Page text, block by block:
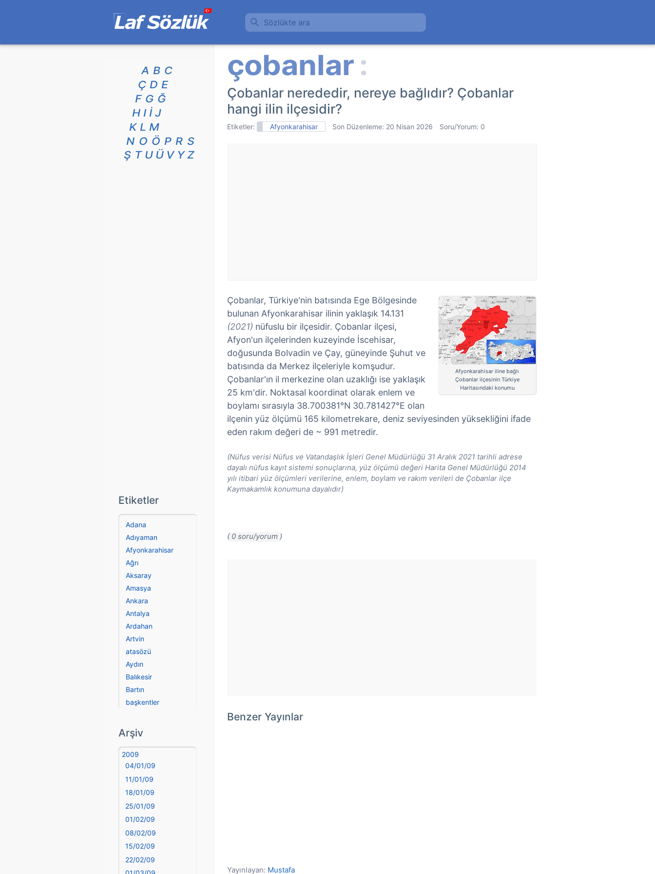
Sözlükte ara
Çobanlar nerededir, nereye bağlıdır? Çobanlar
hangi ilin ilçesidir?
Etiketler: Afyonkarahisar Son Düzenleme: 20 Nisan 2026 Soru/Yorum: 0
Afyonkarahisar iline bağlı
Çobanlar ilçesinin Türkiye
Haritasındaki konumu
Çobanlar, Türkiye'nin batısında Ege Bölgesinde
bulunan Afyonkarahisar ilinin yaklaşık 14.131
(2021) nüfuslu bir ilçesidir. Çobanlar ilçesi,
Afyon'un ilçelerinden kuzeyinde İscehisar,
doğusunda Bolvadin ve Çay, güneyinde Şuhut ve
batısında da Merkez ilçeleriyle komşudur.
Çobanlar'ın il merkezine olan uzaklığı ise yaklaşık
25 km'dir. Noktasal koordinat olarak enlem ve
boylamı sırasıyla 38.700381°N 30.781427°E olan
ilçenin yüz ölçümü 165 kilometrekare, deniz seviyesinden yüksekliğini ifade
eden rakım değeri de ~ 991 metredir.
(Nüfus verisi Nüfus ve Vatandaşlık İşleri Genel Müdürlüğü 31 Aralık 2021 tarihli adrese
dayalı nüfus kayıt sistemi sonuçlarına, yüz ölçümü değeri Harita Genel Müdürlüğü 2014
yılı itibari yüz ölçümleri verilerine, enlem, boylam ve rakım verileri de Çobanlar ilçe
Kaymakamlık konumuna dayalıdır)
( 0 soru/yorum )
Benzer Yayınlar
Yayınlayan: Mustafa
A B C
Ç D E
F G Ğ
H I İ J
K L M
N O Ö P R S
Ş T U Ü V Y Z
Etiketler
Adana
Adıyaman
Afyonkarahisar
Ağrı
Aksaray
Amasya
Ankara
Antalya
Ardahan
Artvin
atasözü
Aydın
Balıkesir
Bartın
başkentler
Bayburt
Bilecik
Bingöl
Bitlis
Bolu
Burdur
Bursa
Çanakkale
Çankırı
Çorum
Arşiv
2009
04/01/09
11/01/09
18/01/09
25/01/09
01/02/09
08/02/09
15/02/09
22/02/09